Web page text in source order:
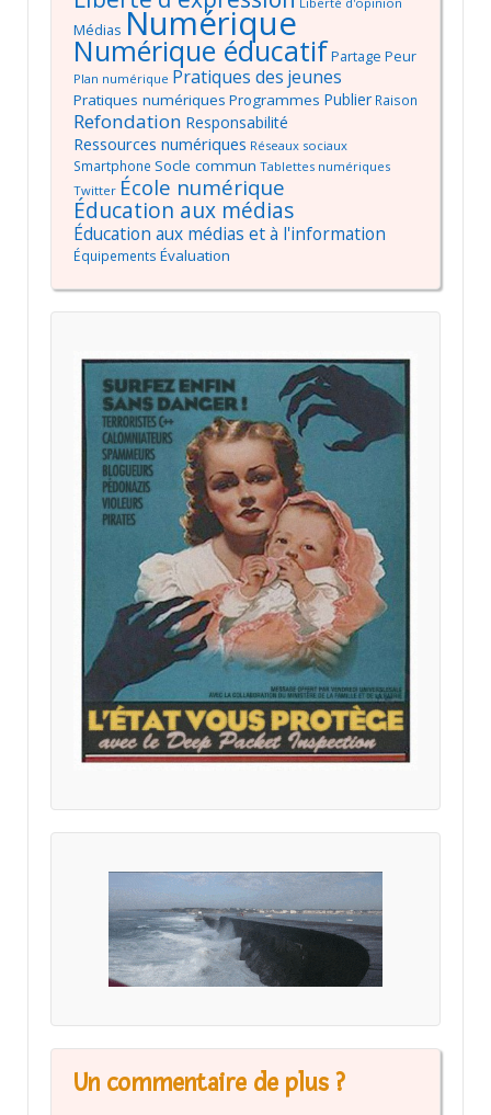
Médias Numérique
Numérique éducatifPartage Peur
Plan numérique Pratiques des jeunes
Pratiques numériques Programmes Publier Raison
Refondation Responsabilité
Ressources numériques Réseaux sociaux
Smartphone Socle commun Tablettes numériques
Twitter École numérique
Éducation aux médias
Éducation aux médias et à l'information
Équipements Évaluation
Un commentaire de plus ?